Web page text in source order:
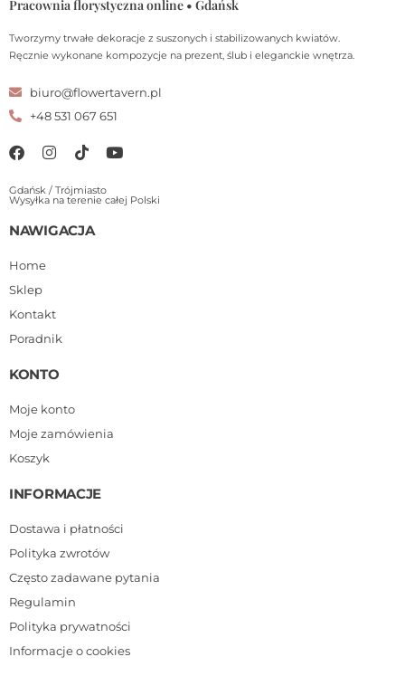
Pracownia florystyczna online • Gdańsk
Tworzymy trwałe dekoracje z suszonych i stabilizowanych kwiatów.
Ręcznie wykonane kompozycje na prezent, ślub i eleganckie wnętrza.
biuro@flowertavern.pl
+48 531 067 651
Gdańsk / Trójmiasto
Wysyłka na terenie całej Polski
NAWIGACJA
Home
Sklep
Kontakt
Poradnik
KONTO
Moje konto
Moje zamówienia
Koszyk
INFORMACJE
Dostawa i płatności
Polityka zwrotów
Często zadawane pytania
Regulamin
Polityka prywatności
Informacje o cookies